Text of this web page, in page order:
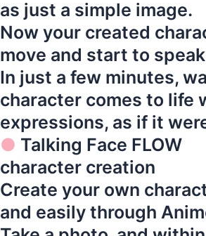
as just a simple image.
Now your created
move and start to
In just a few minutes,
character comes to life
expressions, as if it
● Talking Face FLOW
character creation
Create your own
and easily through